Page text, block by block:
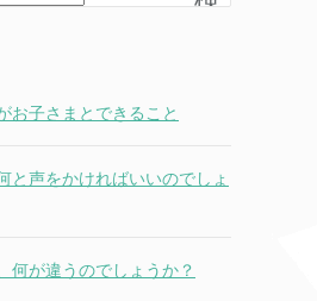
お子さまとできること
と声をかければいいのでしょ
何が違うのでしょうか？